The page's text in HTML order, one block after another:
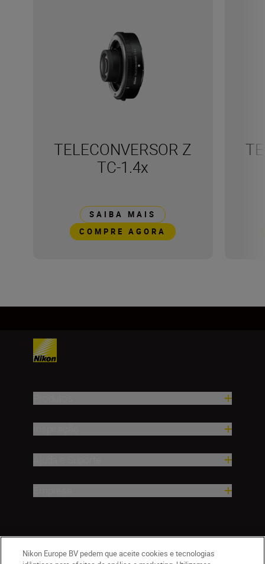
TELECONVERSOR Z
TC-1.4x
SAIBA MAIS
COMPRE AGORA
Nikon Europe BV pedem que aceite cookies e tecnologias